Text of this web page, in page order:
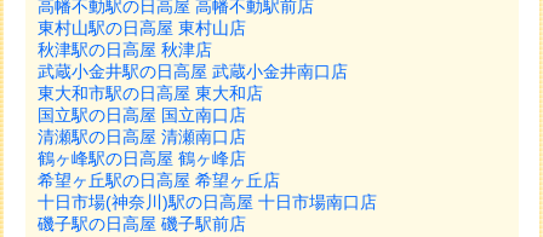
高幡不動駅の日高屋 高幡不動駅前店
東村山駅の日高屋 東村山店
秋津駅の日高屋 秋津店
武蔵小金井駅の日高屋 武蔵小金井南口店
東大和市駅の日高屋 東大和店
国立駅の日高屋 国立南口店
清瀬駅の日高屋 清瀬南口店
鶴ヶ峰駅の日高屋 鶴ヶ峰店
希望ヶ丘駅の日高屋 希望ヶ丘店
十日市場(神奈川)駅の日高屋 十日市場南口店
磯子駅の日高屋 磯子駅前店